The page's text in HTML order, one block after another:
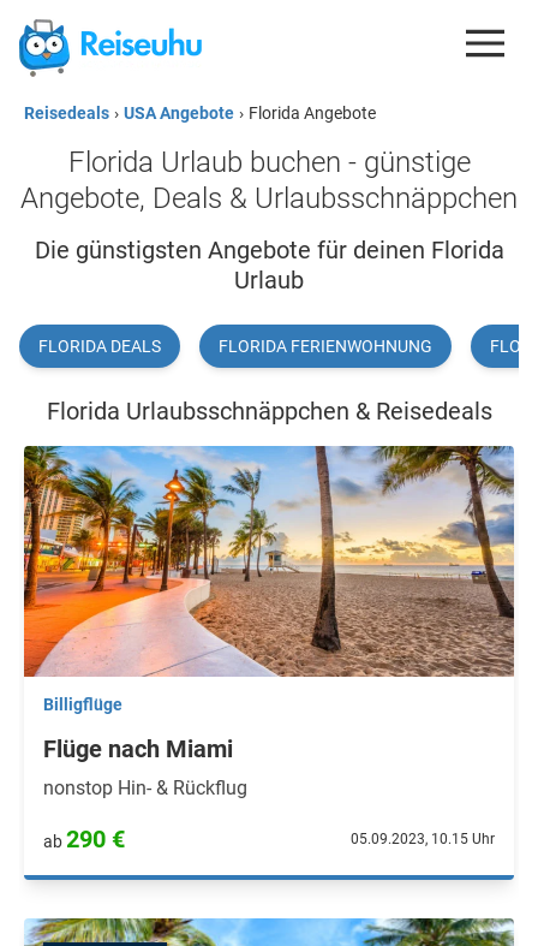
REISEDEALS
GUTSCHEINE
ESIM
REISEBLOG
Reisedeals › USA Angebote › Florida Angebote
Florida Urlaub buchen - günstige
Angebote, Deals & Urlaubsschnäppchen
Die günstigsten Angebote für deinen Florida
Urlaub
FLORIDA DEALS FLORIDA FERIENWOHNUNG
Florida Urlaubsschnäppchen & Reisedeals
Billigflüge
Flüge nach Miami
nonstop Hin- & Rückflug
ab290 € 05.09.2023, 10.15 Uhr